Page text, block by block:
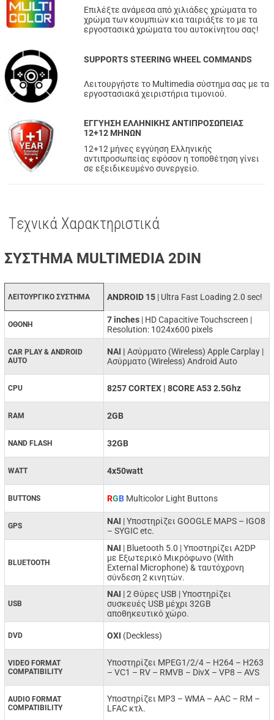
Επιλέξτε ανάμεσα από χιλιάδες χρώματα το
χρώμα των κουμπιών κια ταιριάξτε το με τα
εργοστασικά χρώματα του αυτοκίνητου σας!
SUPPORTS STEERING WHEEL COMMANDS
Λειτουργήστε το Multimedia σύστημα σας με τα
εργοστασιακά χειριστήρια τιμονιού.
ΕΓΓΥΗΣΗ ΕΛΛΗΝΙΚΗΣ ΑΝΤΙΠΡΟΣΩΠΕΙΑΣ
12+12 ΜΗΝΩΝ
12+12 μήνες εγγύηση Ελληνικής
αντιπροσωπείας εφόσον η τοποθέτηση γίνει
σε εξειδικευμένο συνεργείο.
Tεχνικά Χαρακτηριστικά
ΣΥΣΤΗΜΑ MULTIMEDIA 2DIN
ΛΕΙΤΟΥΡΓΙΚΟ ΣΥΣΤΗΜΑ ANDROID 15 | Ultra Fast Loading 2.0 sec!
ΟΘΟΝΗ 7 inches | HD Capacitive Touchscreen |
Resolution: 1024x600 pixels
CAR PLAY & ANDROID
AUTO
ΝΑΙ | Ασύρματο (Wireless) Apple Carplay |
Ασύρματο (Wireless) Android Auto
CPU 8257 CORTEX | 8CORE A53 2.5Ghz
RAM 2GB
NAND FLASH 32GB
WATT 4x50watt
BUTTONS RGB Multicolor Light Buttons
GPS NAI | Υποστηρίζει GOOGLE MAPS – IGO8
– SYGIC etc.
BLUETOOTH
ΝΑΙ | Bluetooth 5.0 | Υποστηρίζει A2DP
με Εξωτερικό Μικρόφωνο (With
External Microphone) & ταυτόχρονη
σύνδεση 2 κινητών.
USB
ΝΑΙ | 2 Θύρες USB | Υποστηρίζει
συσκευές USB μέχρι 32GB
αποθηκευτικό χώρο.
DVD ΟΧΙ (Deckless)
VIDEO FORMAT
COMPATIBILITY
Υποστηρίζει MPEG1/2/4 – H264 – H263
– VC1 – RV – RMVB – DivX – VP8 – AVS
AUDIO FORMAT
COMPATIBILITY
Υποστηρίζει MP3 – WMA – AAC – RM –
LFAC κτλ.